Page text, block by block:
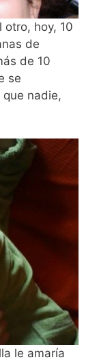
otro, hoy, 10
de
de 10
se
nadie,
le amaría